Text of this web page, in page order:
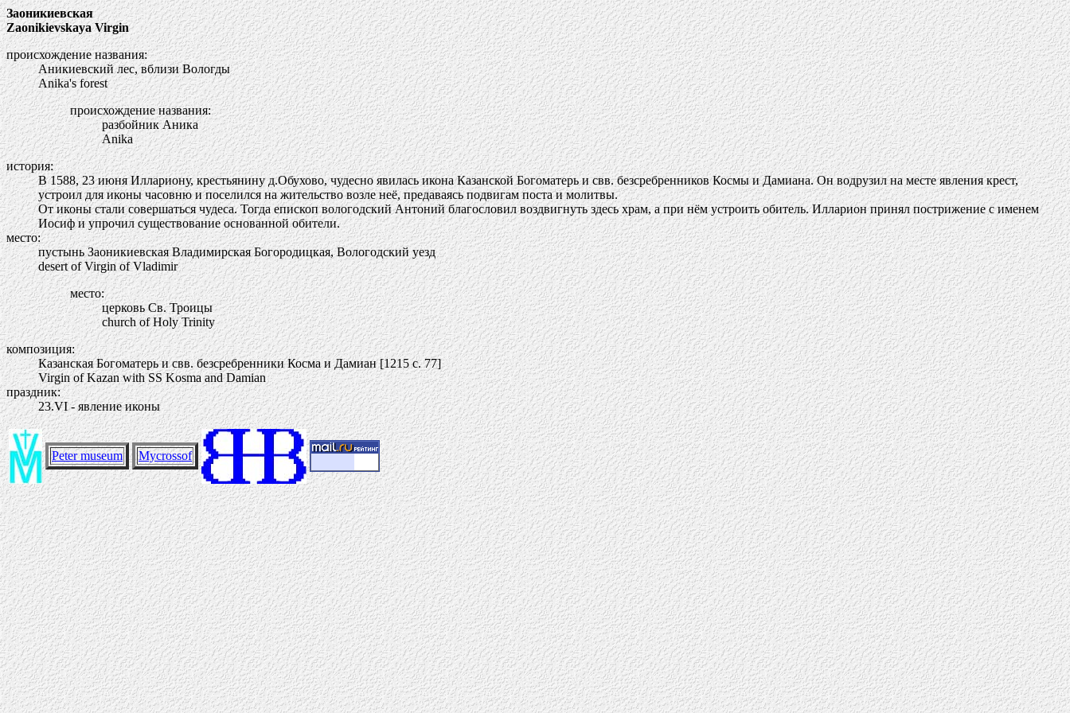
Заоникиевская
Zaonikievskaya Virgin
происхождение названия:
Аникиевский лес, вблизи Вологды
Anika's forest
происхождение названия:
разбойник Аника
Anika
история:
В 1588, 23 июня Иллариону, крестьянину д.Обухово, чудесно явилась икона Казанской Богоматерь и свв. безсребренников Космы и Дамиана. Он водрузил на месте явления крест,
устроил для иконы часовню и поселился на жительство возле неё, предаваясь подвигам поста и молитвы.
От иконы стали совершаться чудеса. Тогда епископ вологодский Антоний благословил воздвигнуть здесь храм, а при нём устроить обитель. Илларион принял пострижение с именем
Иосиф и упрочил существование основанной обители.
место:
пустынь Заоникиевская Владимирская Богородицкая, Вологодский уезд
desert of Virgin of Vladimir
место:
церковь Св. Троицы
church of Holy Trinity
композиция:
Казанская Богоматерь и свв. безсребренники Косма и Дамиан [1215 c. 77]
Virgin of Kazan with SS Kosma and Damian
праздник:
23.VI - явление иконы
Peter museum Mycrossof